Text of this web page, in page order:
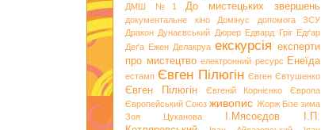
ДМШ №1
До мистецьких звершень
документальне кіно Домінус
допомога ЗСУ
Дракон Дунаєвський Дюрер Едвард Гріг Едґар
Деґа Ежен Делакруа екскурсія експерти
про мистецтво електронний ресурс Енеїда
естамп Євген Пілюгін Євген Євтушенко
Євген Пілюгін Євгеній Корнієнко
Європа
Європейський Союз живопис Жорж Бізе зима
Зоя Цуканова
І.Мясоєдов
І.П.